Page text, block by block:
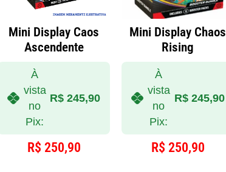
Mini Display Caos
Ascendente
À
vista
no
Pix:
R$ 245,90
R$ 250,90
Mini Display Chaos
Rising
À
vista
no
Pix:
R$245,90
R$ 250,90